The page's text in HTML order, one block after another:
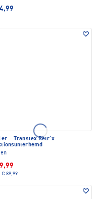
·
Transtex Retr'x
€ 89,99